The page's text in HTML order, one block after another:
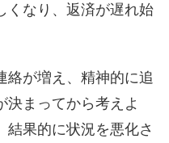
くなり、返済が遅れ始
絡が増え、精神的に追
決まってから考えよ
結果的に状況を悪化さ